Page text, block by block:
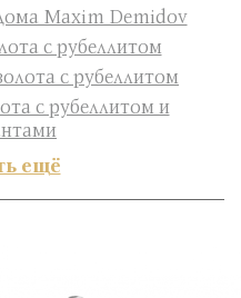
Maxim Demidov
с рубеллитом
с рубеллитом
с рубеллитом и
ещё